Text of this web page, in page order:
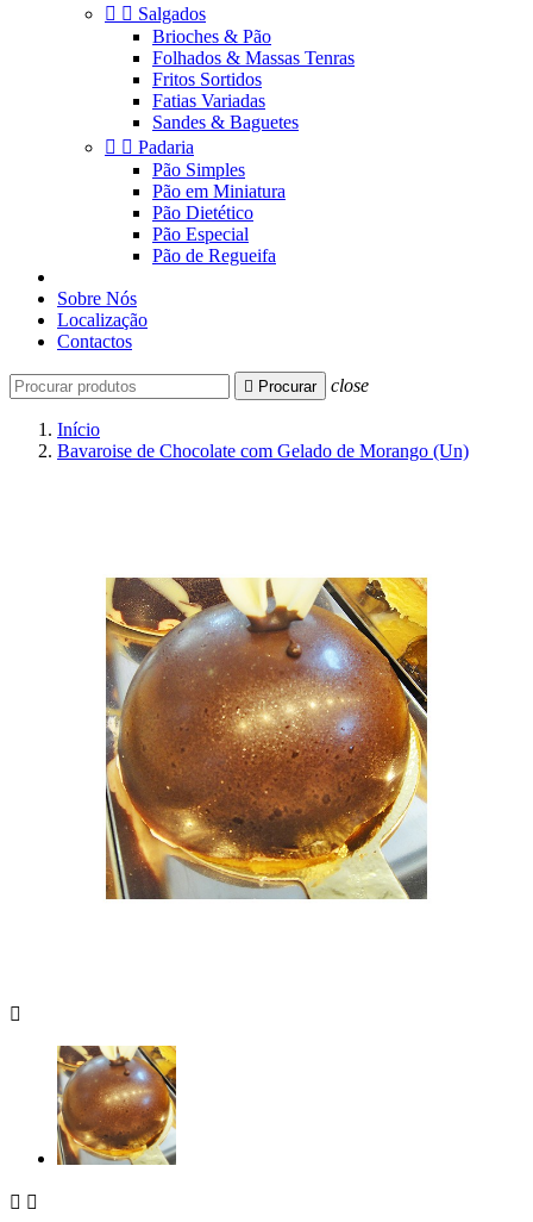
  Salgados
Brioches & Pão
Folhados & Massas Tenras
Fritos Sortidos
Fatias Variadas
Sandes & Baguetes
  Padaria
Pão Simples
Pão em Miniatura
Pão Dietético
Pão Especial
Pão de Regueifa
Sobre Nós
Localização
Contactos
 Procurar close
Início
Bavaroise de Chocolate com Gelado de Morango (Un)

 